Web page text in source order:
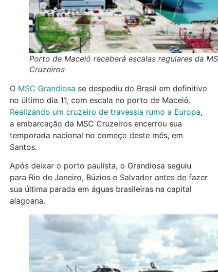
Porto de Maceió receberá escalas regulares da
Cruzeiros
O MSC Grandiosa se despediu do Brasil em definitivo
no último dia 11, com escala no porto de Maceió.
Realizando um cruzeiro de travessia rumo a Europa,
a embarcação da MSC Cruzeiros encerrou sua
temporada nacional no começo deste mês, em
Santos.
Após deixar o porto paulista, o Grandiosa seguiu
para Rio de Janeiro, Búzios e Salvador antes de fazer
sua última parada em águas brasileiras na capital
alagoana.